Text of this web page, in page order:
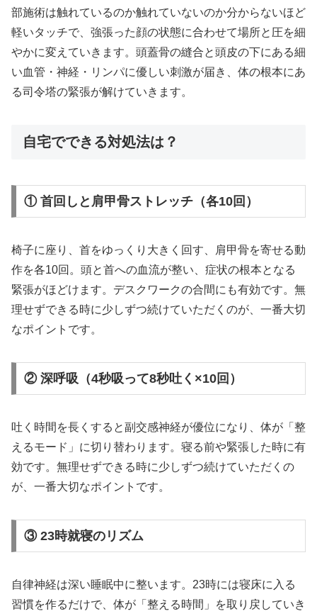
部施術は触れているのか触れていないのか分からないほど
軽いタッチで、強張った顔の状態に合わせて場所と圧を細
やかに変えていきます。頭蓋骨の縫合と頭皮の下にある細
い血管・神経・リンパに優しい刺激が届き、体の根本にあ
る司令塔の緊張が解けていきます。
自宅でできる対処法は？
① 首回しと肩甲骨ストレッチ（各10回）
椅子に座り、首をゆっくり大きく回す、肩甲骨を寄せる動
作を各10回。頭と首への血流が整い、症状の根本となる
緊張がほどけます。デスクワークの合間にも有効です。無
理せずできる時に少しずつ続けていただくのが、一番大切
なポイントです。
② 深呼吸（4秒吸って8秒吐く×10回）
吐く時間を長くすると副交感神経が優位になり、体が「整
えるモード」に切り替わります。寝る前や緊張した時に有
効です。無理せずできる時に少しずつ続けていただくの
が、一番大切なポイントです。
③ 23時就寝のリズム
自律神経は深い睡眠中に整います。23時には寝床に入る
習慣を作るだけで、体が「整える時間」を取り戻していき